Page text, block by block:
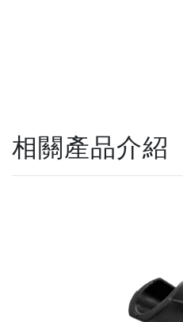
相關產品介紹